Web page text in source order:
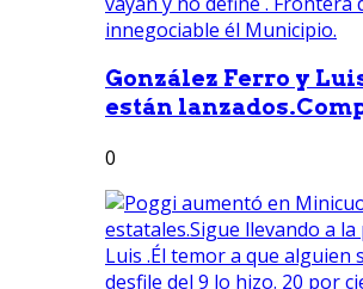
González Ferro y
están
0